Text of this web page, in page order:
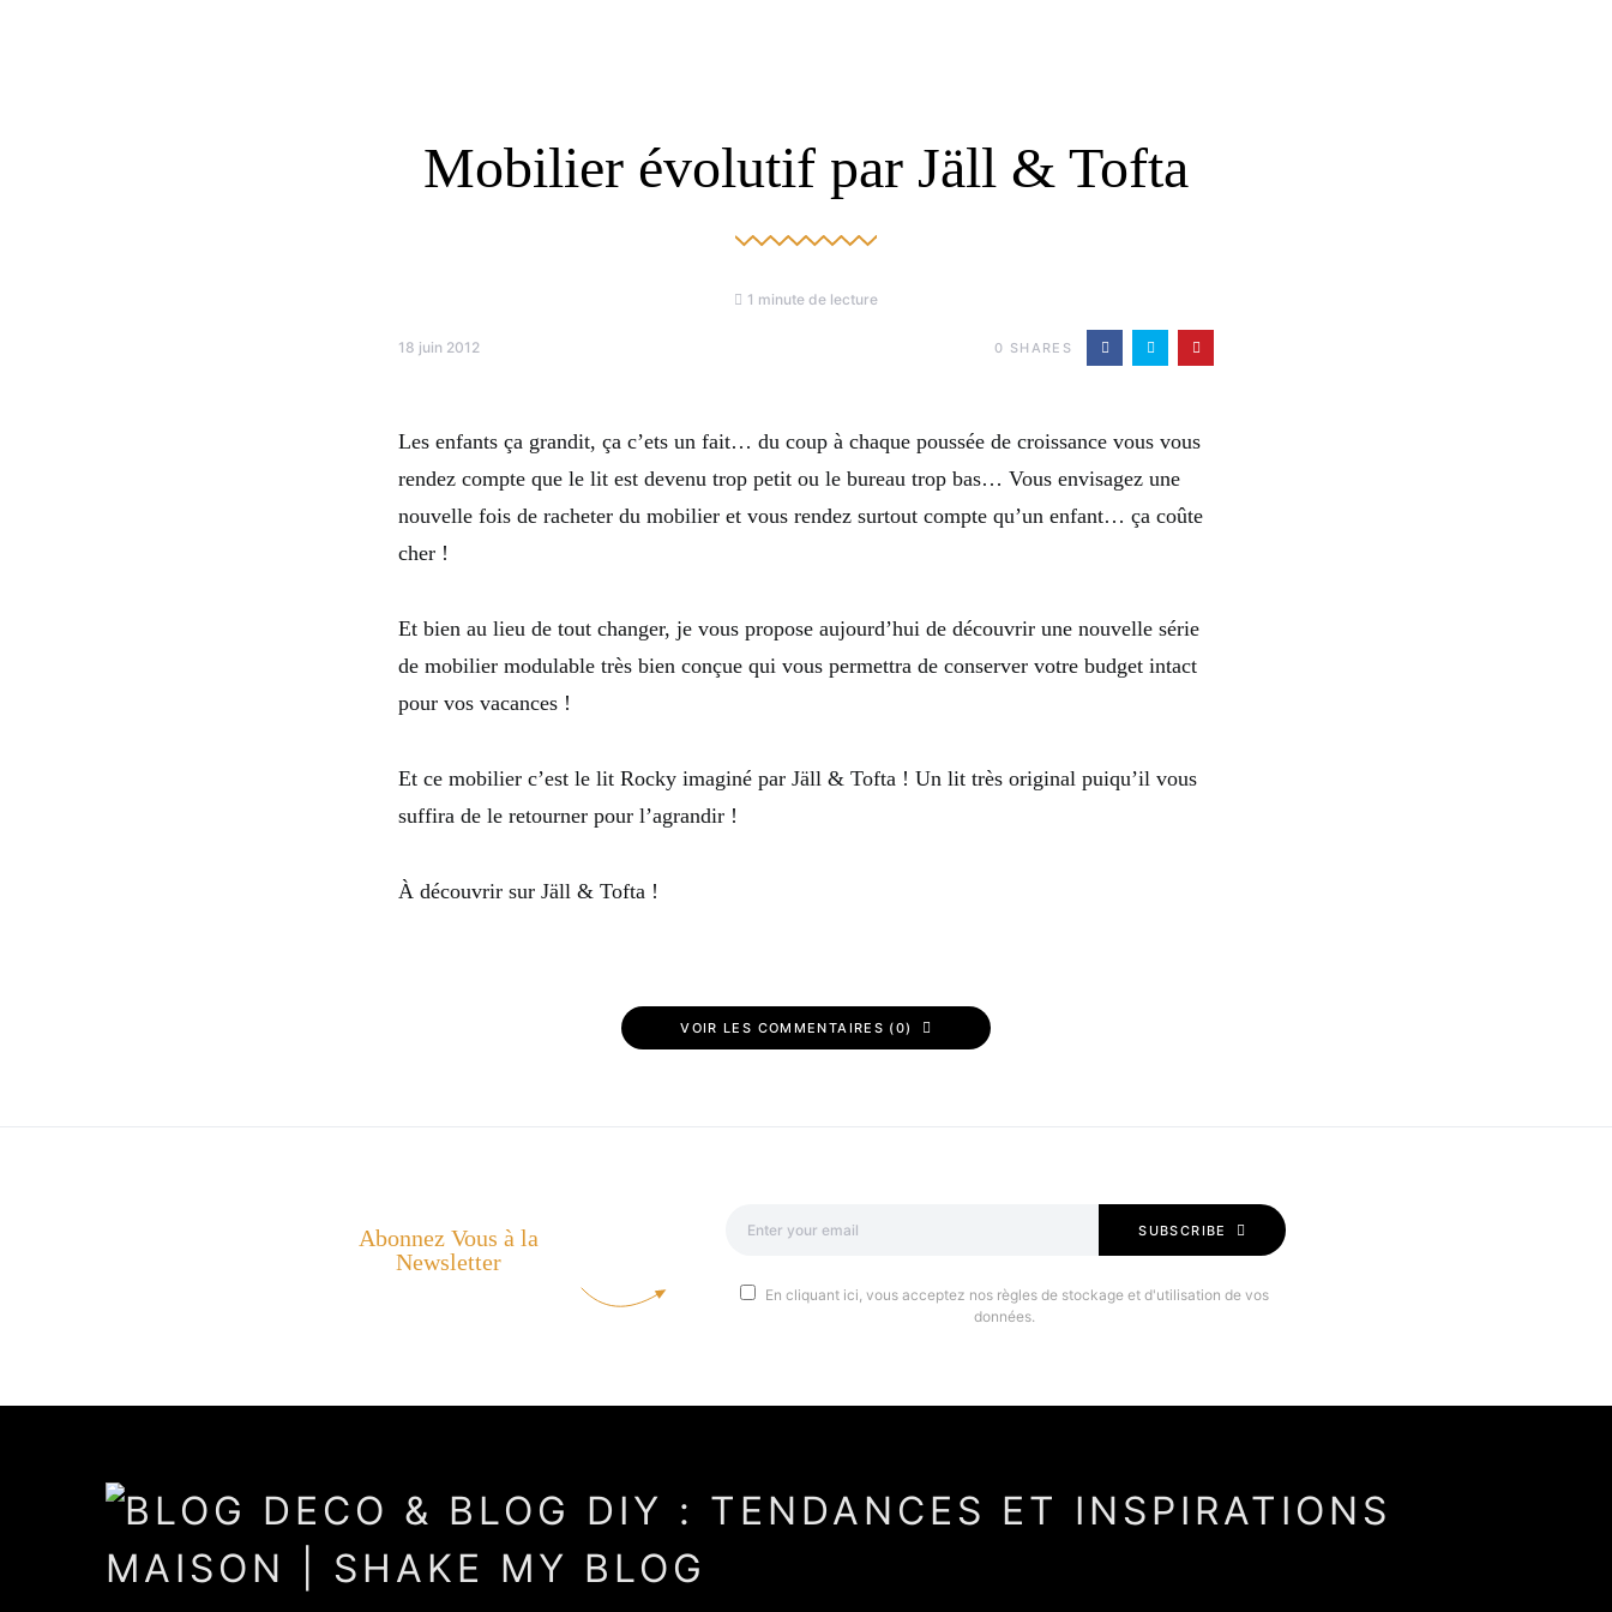
Mobilier évolutif par Jäll & Tofta
1 minute de lecture
18 juin 2012 0 SHARES
Les enfants ça grandit, ça c’ets un fait… du coup à chaque poussée de croissance vous vous
rendez compte que le lit est devenu trop petit ou le bureau trop bas… Vous envisagez une
nouvelle fois de racheter du mobilier et vous rendez surtout compte qu’un enfant… ça coûte
cher !
Et bien au lieu de tout changer, je vous propose aujourd’hui de découvrir une nouvelle série
de mobilier modulable très bien conçue qui vous permettra de conserver votre budget intact
pour vos vacances !
Et ce mobilier c’est le lit Rocky imaginé par Jäll & Tofta ! Un lit très original puiqu’il vous
suffira de le retourner pour l’agrandir !
À découvrir sur Jäll & Tofta !
VOIR LES COMMENTAIRES (0)
Abonnez Vous à la
Newsletter
SUBSCRIBE
En cliquant ici, vous acceptez nos règles de stockage et d'utilisation de vos
données.